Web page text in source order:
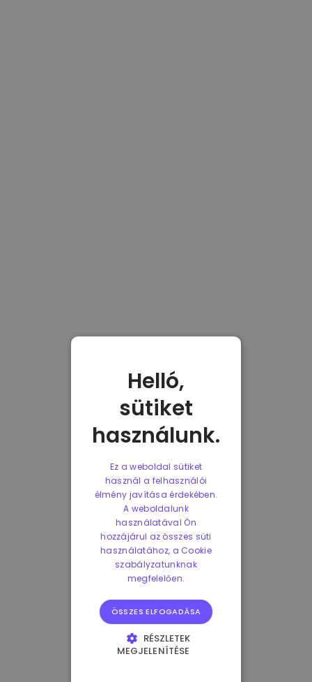
Helló,
sütiket
használunk.
Ez a weboldal sütiket
használ a felhasználói
élmény javítása érdekében.
A weboldalunk
használatával Ön
hozzájárul az összes süti
használatához, a Cookie
szabályzatunknak
megfelelően.
ÖSSZES ELFOGADÁSA
RÉSZLETEK
MEGJELENÍTÉSE